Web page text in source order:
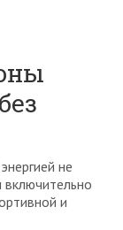
не
и